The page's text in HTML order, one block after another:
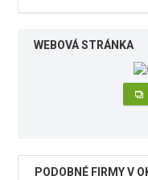
WEBOVÁ STRÁNKA
PODOBNÉ FIRMY V